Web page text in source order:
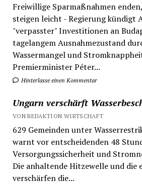
Freiwillige Sparmaßnahmen
steigen leicht - Regierung kündigt
"verpasster" Investitionen an
tagelangem Ausnahmezustand
Wassermangel und
Premierminister Péter...
Hinterlasse einen Kommentar
Ungarn verschärft
VON REDAKTION WIRTSCHAFT
629 Gemeinden unter
warnt vor entscheidenden 48
Versorgungssicherheit und
Die anhaltende Hitzewelle und die
verschärfen die...